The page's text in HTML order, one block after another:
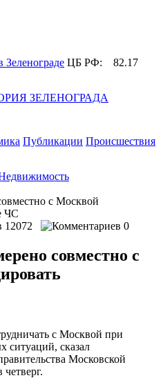
Зеленограде ЦБ РФ:
82.17
ЗЕЛЕНОГРАДА
Публикации Происшествия
12072 0
совместно с
с Москвой при
ситуаций, сказал
Московской
четверг.